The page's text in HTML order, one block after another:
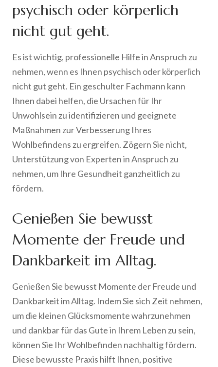
psychisch oder körperlich
nicht gut geht.
Es ist wichtig, professionelle Hilfe in Anspruch zu
nehmen, wenn es Ihnen psychisch oder körperlich
nicht gut geht. Ein geschulter Fachmann kann
Ihnen dabei helfen, die Ursachen für Ihr
Unwohlsein zu identifizieren und geeignete
Maßnahmen zur Verbesserung Ihres
Wohlbefindens zu ergreifen. Zögern Sie nicht,
Unterstützung von Experten in Anspruch zu
nehmen, um Ihre Gesundheit ganzheitlich zu
fördern.
Genießen Sie bewusst
Momente der Freude und
Dankbarkeit im Alltag.
Genießen Sie bewusst Momente der Freude und
Dankbarkeit im Alltag. Indem Sie sich Zeit nehmen,
um die kleinen Glücksmomente wahrzunehmen
und dankbar für das Gute in Ihrem Leben zu sein,
können Sie Ihr Wohlbefinden nachhaltig fördern.
Diese bewusste Praxis hilft Ihnen, positive